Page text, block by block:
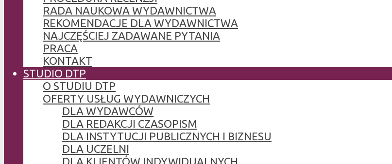
RADA NAUKOWA WYDAWNICTWA
REKOMENDACJE DLA WYDAWNICTWA
NAJCZĘŚCIEJ ZADAWANE PYTANIA
PRACA
KONTAKT
STUDIO DTP
O STUDIU DTP
OFERTY USŁUG WYDAWNICZYCH
DLA WYDAWCÓW
DLA REDAKCJI CZASOPISM
DLA INSTYTUCJI PUBLICZNYCH I BIZNESU
DLA UCZELNI
DLA KLIENTÓW INDYWIDUALNYCH